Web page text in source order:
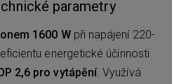
parametry
1600 Wpři napájení 220-
energetické účinnosti
2,6 pro vytápění. Využívá